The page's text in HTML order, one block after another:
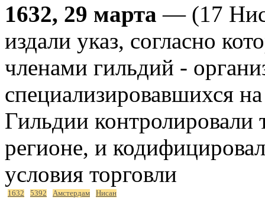
1632, 29 марта — (17
издали указ, согласно
членами гильдий -
специализировавшихся
Гильдии контролировали
регионе, и
условия торговли
1632 5392 Амстердам Нисан